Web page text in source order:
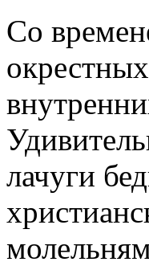
Со
лачуги